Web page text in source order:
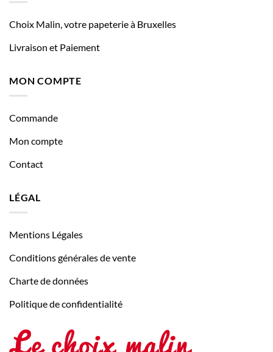
Choix Malin, votre papeterie à Bruxelles
Livraison et Paiement
MON COMPTE
Commande
Mon compte
Contact
LÉGAL
Mentions Légales
Conditions générales de vente
Charte de données
Politique de confidentialité